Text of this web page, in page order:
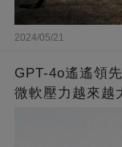
2024/05/21
GPT-4o遙遙領
微軟壓力越來越